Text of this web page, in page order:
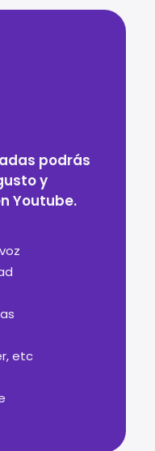
podrás
y
Youtube.
etc